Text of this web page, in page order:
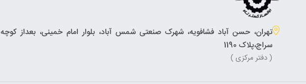
تهران، حسن آباد فشافویه، شهرک صنعتی شمس آباد، بلوار امام خمینی، بعداز کوچه
سراج،پلاک 1190
( دفتر مرکزی )